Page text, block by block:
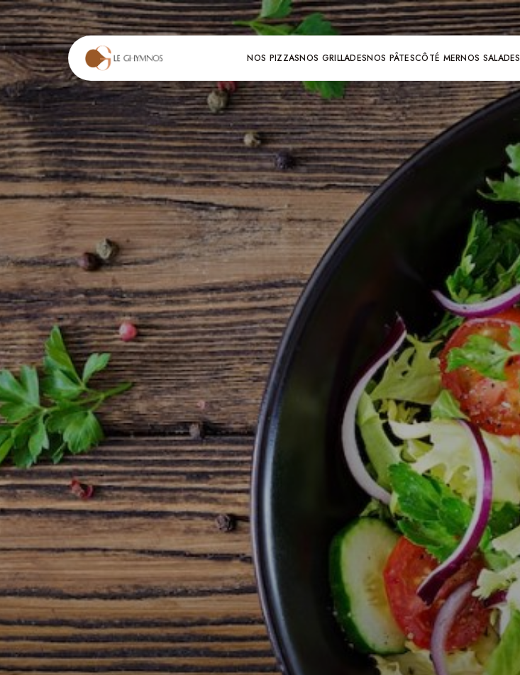
NOS PIZZASNOS GRILLADESNOS PÂTESCÔTÉ MERNOS SALADES